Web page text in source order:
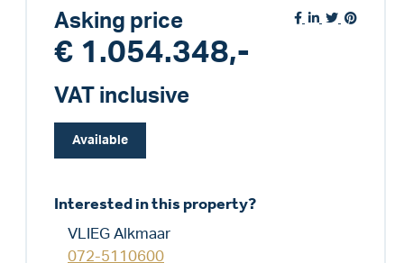
Asking price
€ 1.054.348,-
VAT inclusive
Available
Interested in this property?
VLIEG Alkmaar
072-5110600